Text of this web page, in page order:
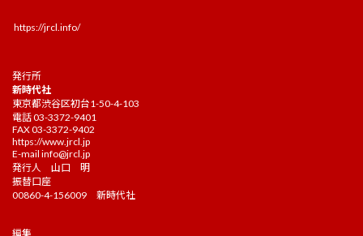
https://jrcl.info/
発行所
新時代社
東京都渋谷区初台1-50-4-103
電話 03-3372-9401
FAX 03-3372-9402
https://www.jrcl.jp
E-mail info@jrcl.jp
発行人 山口 明
振替口座
00860-4-156009 新時代社
編集